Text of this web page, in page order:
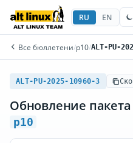
RU EN
Все бюллетени/p10/ALT-PU-
ALT-PU-2025-10960-3
Обновление пакета
p10